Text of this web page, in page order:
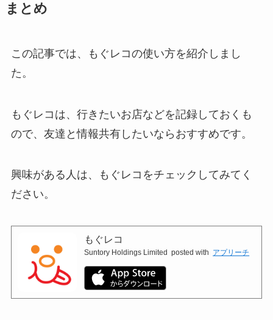
まとめ
この記事では、もぐレコの使い方を紹介しまし
た。
もぐレコは、行きたいお店などを記録しておくも
ので、友達と情報共有したいならおすすめです。
興味がある人は、もぐレコをチェックしてみてく
ださい。
もぐレコ
Suntory Holdings Limited posted with アプリーチ